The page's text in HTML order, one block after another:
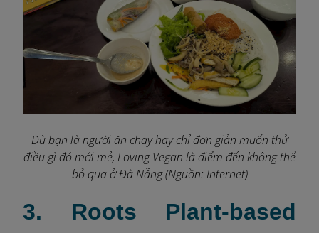
Dù bạn là người ăn chay hay chỉ đơn giản muốn thử
điều gì đó mới mẻ, Loving Vegan là điểm đến không thể
bỏ qua ở Đà Nẵng (Nguồn: Internet)
3. Roots Plant-based